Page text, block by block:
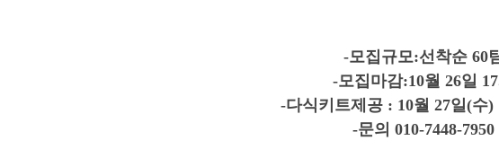
-모집규모:선착순 60
-모집마감:10월 26일
-다식키트제공 : 10월 27일(수)
-문의 010-7448-7950